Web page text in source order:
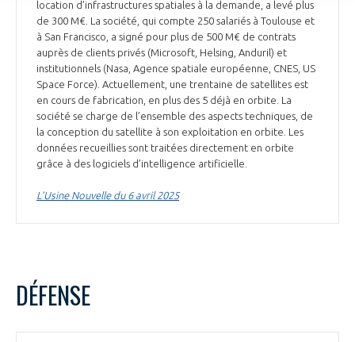
location d’infrastructures spatiales à la demande, a levé plus
de 300 M€. La société, qui compte 250 salariés à Toulouse et
à San Francisco, a signé pour plus de 500 M€ de contrats
auprès de clients privés (Microsoft, Helsing, Anduril) et
institutionnels (Nasa, Agence spatiale européenne, CNES, US
Space Force). Actuellement, une trentaine de satellites est
en cours de fabrication, en plus des 5 déjà en orbite. La
société se charge de l’ensemble des aspects techniques, de
la conception du satellite à son exploitation en orbite. Les
données recueillies sont traitées directement en orbite
grâce à des logiciels d’intelligence artificielle.
L’Usine Nouvelle du 6 avril 2025
DÉFENSE